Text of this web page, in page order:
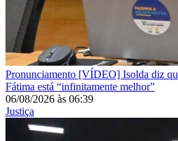
Pronunciamento [VÍDEO] Isolda diz
Fátima está “infinitamente melhor”
06/08/2026 às 06:39
Justiça